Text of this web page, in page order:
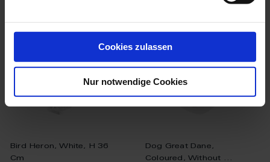
Cookies zulassen
Nur notwendige Cookies
Bird Heron, White, H 36
Cm
Dog Great Dane,
Coloured, Without ...